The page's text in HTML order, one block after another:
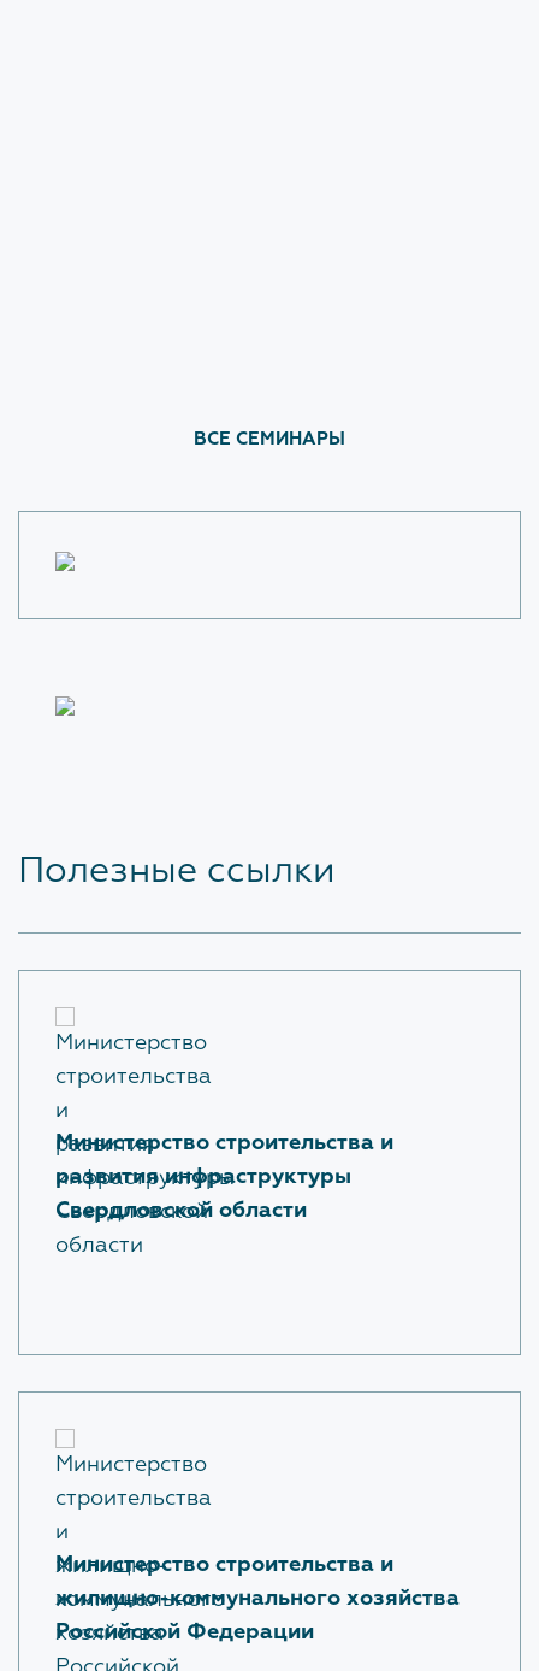
ВСЕ СЕМИНАРЫ
Полезные ссылки
Министерство строительства и
развития инфраструктуры
Свердловской области
Министерство строительства и
жилищно-коммунального хозяйства
Российской Федерации